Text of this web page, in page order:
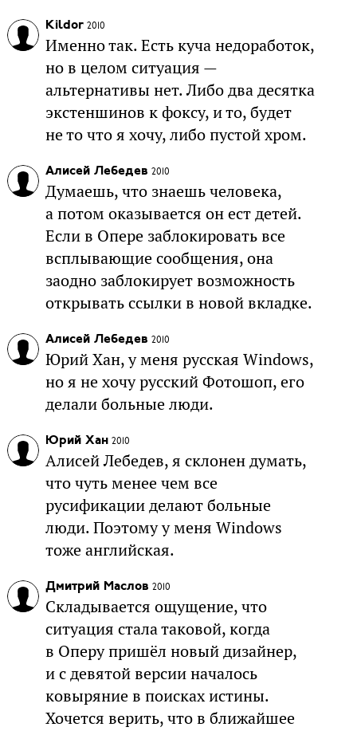
Kildor 2010
Именно так. Есть куча недоработок,
но в целом ситуация —
альтернативы нет. Либо два десятка
экстеншинов к фоксу, и то, будет
не то что я хочу, либо пустой хром.
Алисей Лебедев 2010
Думаешь, что знаешь человека,
а потом оказывается он ест детей.
Если в Опере заблокировать все
всплывающие сообщения, она
заодно заблокирует возможность
открывать ссылки в новой вкладке.
Алисей Лебедев 2010
Юрий Хан, у меня русская Windows,
но я не хочу русский Фотошоп, его
делали больные люди.
Юрий Хан 2010
Алисей Лебедев, я склонен думать,
что чуть менее чем все
русификации делают больные
люди. Поэтому у меня Windows
тоже английская.
Дмитрий Маслов 2010
Складывается ощущение, что
ситуация стала таковой, когда
в Оперу пришёл новый дизайнер,
и с девятой версии началось
ковыряние в поисках истины.
Хочется верить, что в ближайшее